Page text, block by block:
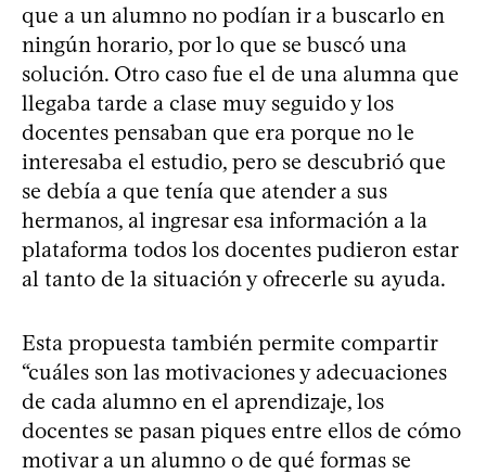
que a un alumno no podían ir a buscarlo en
ningún horario, por lo que se buscó una
solución. Otro caso fue el de una alumna que
llegaba tarde a clase muy seguido y los
docentes pensaban que era porque no le
interesaba el estudio, pero se descubrió que
se debía a que tenía que atender a sus
hermanos, al ingresar esa información a la
plataforma todos los docentes pudieron estar
al tanto de la situación y ofrecerle su ayuda.
Esta propuesta también permite compartir
“cuáles son las motivaciones y adecuaciones
de cada alumno en el aprendizaje, los
docentes se pasan piques entre ellos de cómo
motivar a un alumno o de qué formas se